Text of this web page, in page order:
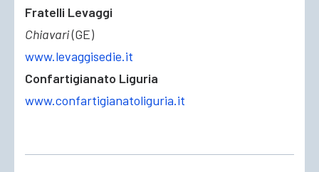
Fratelli Levaggi
Chiavari(GE)
www.levaggisedie.it
Confartigianato Liguria
www.confartigianatoliguria.it